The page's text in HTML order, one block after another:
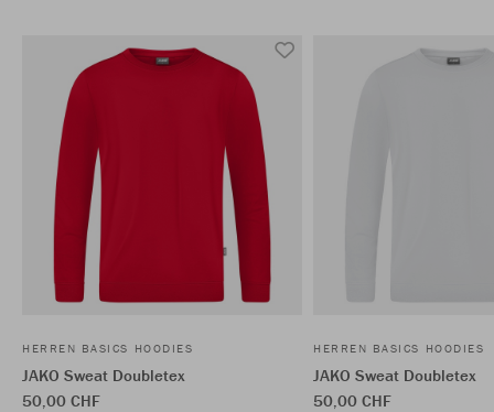
HERREN BASICS HOODIES
JAKO Sweat Doubletex
50,00 CHF
HERREN BASICS HOODIES
JAKO Sweat Doubletex
50,00 CHF